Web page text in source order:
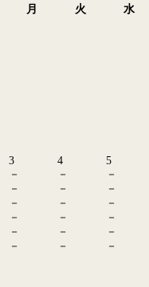
月
火 水
3
－
－
－
－
－
－
4
－
－
－
－
－
－
5
－
－
－
－
－
－